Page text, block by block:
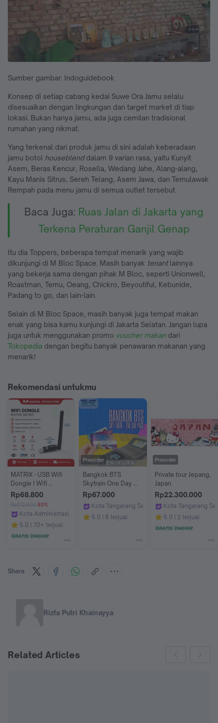
Sumber gambar: Indoguidebook
Konsep di setiap cabang kedai Suwe Ora Jamu selalu
disesuaikan dengan lingkungan dan target market di tiap
lokasi. Bukan hanya jamu, ada juga cemilan tradisional
rumahan yang nikmat.
Yang terkenal dari produk jamu di sini adalah keberadaan
jamu botol houseblend dalam 9 varian rasa, yaitu Kunyit
Asem, Beras Kencur, Rosella, Wedang Jahe, Alang-alang,
Kayu Manis Sitrus, Sereh Telang, Asem Jawa, dan Temulawak
Rempah pada menu jamu di semua outlet tersebut.
Baca Juga: Ruas Jalan di Jakarta yang
Terkena Peraturan Ganjil Genap
Itu dia Toppers, beberapa tempat menarik yang wajib
dikunjungi di M Bloc Space. Masih banyak tenant lainnya
yang bekerja sama dengan pihak M Bloc, seperti Unionwell,
Roastman, Temu, Oeang, Chickro, Beyoutiful, Kebunide,
Padang to go, dan lain-lain.
Selain di M Bloc Space, masih banyak juga tempat makan
enak yang bisa kamu kunjungi di Jakarta Selatan. Jangan lupa
juga untuk menggunakan promo voucher makandari
Tokopedia dengan begitu banyak penawaran makanan yang
menarik!
Rekomendasi untukmu
MATRIX - USB Wifi
Dongle I Wifi
Wireless Adapter
Receiver
Rp68.800
Rp172.000 60%
Kota Administrasi Jakarta Barat
Matrix Store ID
5.0 70+ terjual
Preorder
Bangkok BTS
Skytrain One Day
Pass kartu kereta
Thailand Sky Train
Rp67.000
Kota Tangerang Selatan
Kenikura Tour
5.0 8 terjual
Preorder
Private tour Jepang,
Japan
Rp22.300.000
Kota Tangerang
Kenikura Tour
5.0 2 terjual
Share
Rizfa Putri Khainayya
Related Articles